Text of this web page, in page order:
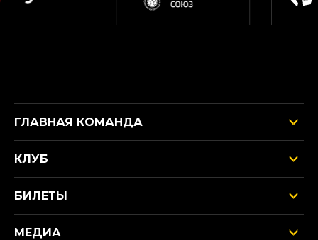
ГЛАВНАЯ КОМАНДА
КЛУБ
БИЛЕТЫ
МЕДИА